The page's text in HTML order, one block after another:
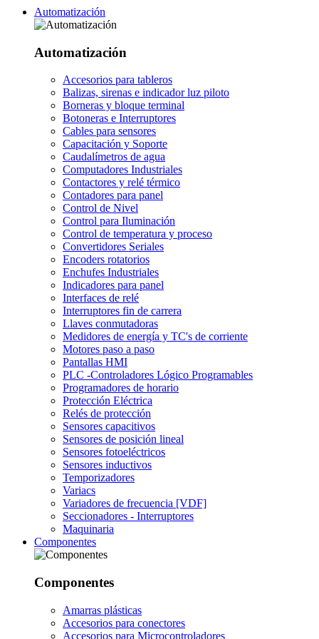
Automatización
Automatización
Accesorios para tableros
Balizas, sirenas e indicador luz piloto
Borneras y bloque terminal
Botoneras e Interruptores
Cables para sensores
Capacitación y Soporte
Caudalímetros de agua
Computadores Industriales
Contactores y relé térmico
Contadores para panel
Control de Nivel
Control para Iluminación
Control de temperatura y proceso
Convertidores Seriales
Encoders rotatorios
Enchufes Industriales
Indicadores para panel
Interfaces de relé
Interruptores fin de carrera
Llaves conmutadoras
Medidores de energía y TC's de corriente
Motores paso a paso
Pantallas HMI
PLC -Controladores Lógico Programables
Programadores de horario
Protección Eléctrica
Relés de protección
Sensores capacitivos
Sensores de posición lineal
Sensores fotoeléctricos
Sensores inductivos
Temporizadores
Variacs
Variadores de frecuencia [VDF]
Seccionadores - Interruptores
Maquinaria
Componentes
Componentes
Amarras plásticas
Accesorios para conectores
Accesorios para Microcontroladores